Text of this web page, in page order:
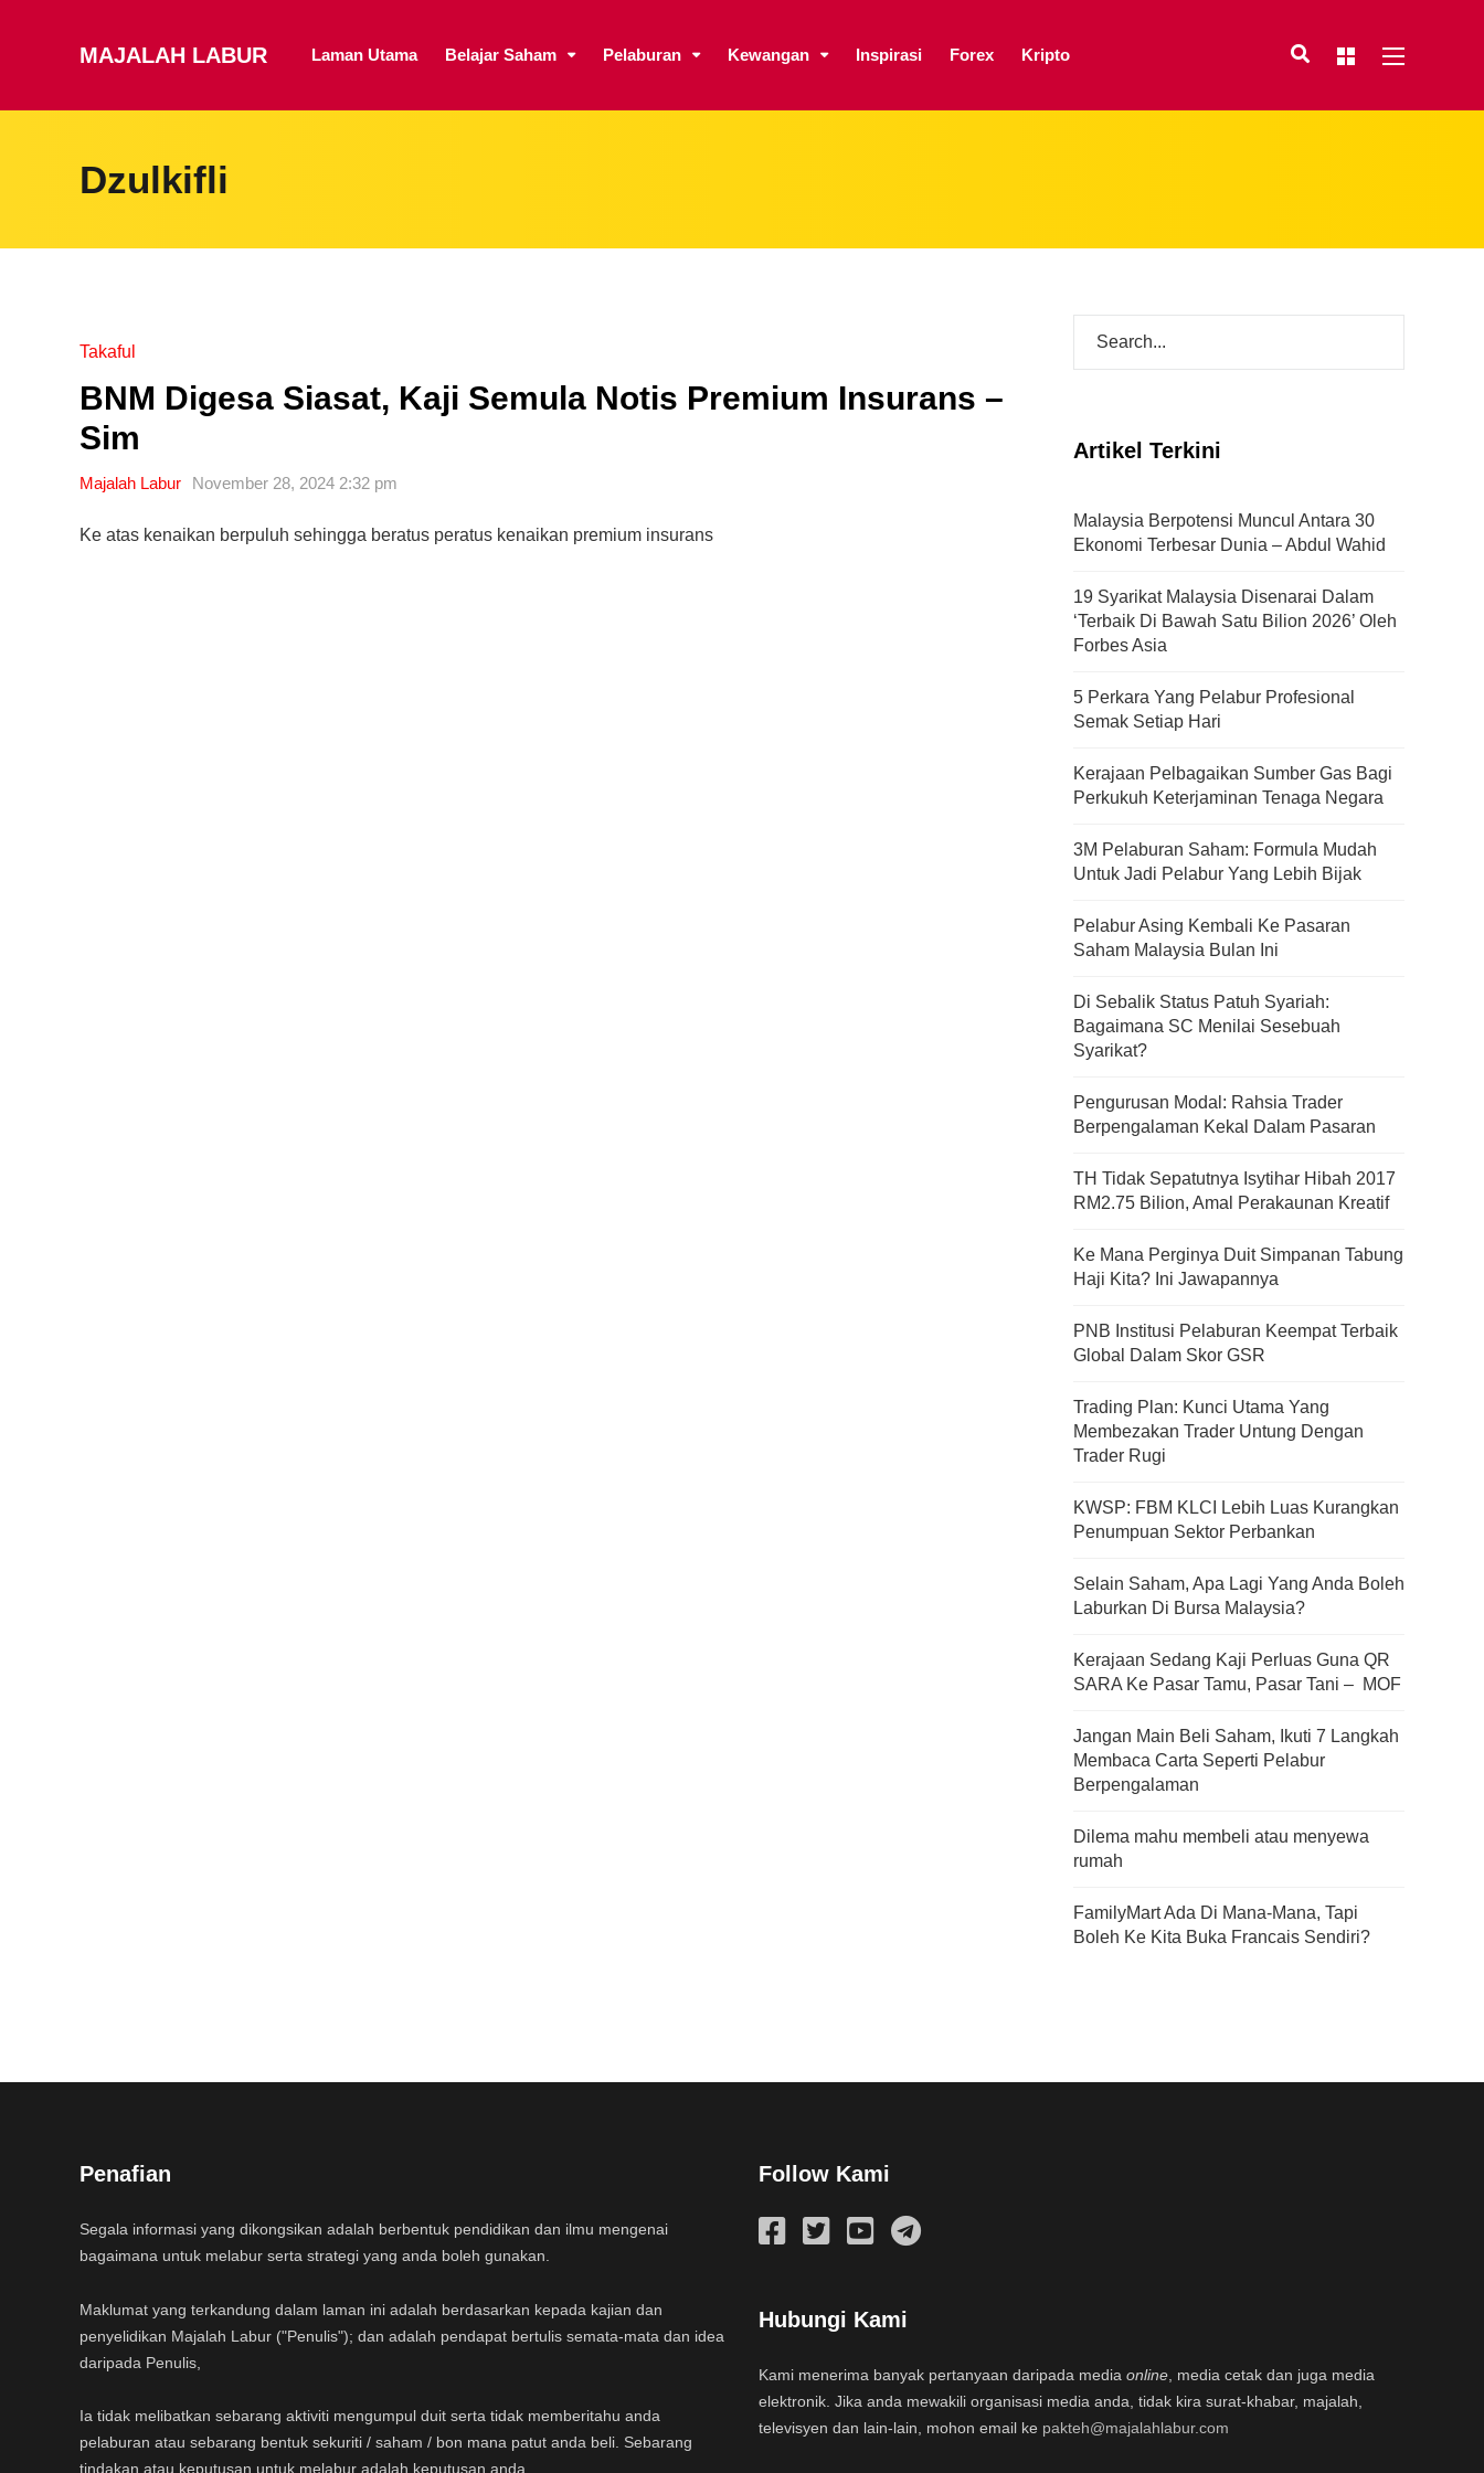
MAJALAH LABUR Laman Utama Belajar Saham Pelaburan Kewangan Inspirasi Forex Kripto
Dzulkifli
Takaful
BNM Digesa Siasat, Kaji Semula Notis Premium Insurans –
Sim
Majalah Labur November 28, 2024 2:32 pm
Ke atas kenaikan berpuluh sehingga beratus peratus kenaikan premium insurans
Artikel Terkini
Malaysia Berpotensi Muncul Antara 30
Ekonomi Terbesar Dunia – Abdul Wahid
19 Syarikat Malaysia Disenarai Dalam
‘Terbaik Di Bawah Satu Bilion 2026’ Oleh
Forbes Asia
5 Perkara Yang Pelabur Profesional
Semak Setiap Hari
Kerajaan Pelbagaikan Sumber Gas Bagi
Perkukuh Keterjaminan Tenaga Negara
3M Pelaburan Saham: Formula Mudah
Untuk Jadi Pelabur Yang Lebih Bijak
Pelabur Asing Kembali Ke Pasaran
Saham Malaysia Bulan Ini
Di Sebalik Status Patuh Syariah:
Bagaimana SC Menilai Sesebuah
Syarikat?
Pengurusan Modal: Rahsia Trader
Berpengalaman Kekal Dalam Pasaran
TH Tidak Sepatutnya Isytihar Hibah 2017
RM2.75 Bilion, Amal Perakaunan Kreatif
Ke Mana Perginya Duit Simpanan Tabung
Haji Kita? Ini Jawapannya
PNB Institusi Pelaburan Keempat Terbaik
Global Dalam Skor GSR
Trading Plan: Kunci Utama Yang
Membezakan Trader Untung Dengan
Trader Rugi
KWSP: FBM KLCI Lebih Luas Kurangkan
Penumpuan Sektor Perbankan
Selain Saham, Apa Lagi Yang Anda Boleh
Laburkan Di Bursa Malaysia?
Kerajaan Sedang Kaji Perluas Guna QR
SARA Ke Pasar Tamu, Pasar Tani – MOF
Jangan Main Beli Saham, Ikuti 7 Langkah
Membaca Carta Seperti Pelabur
Berpengalaman
Dilema mahu membeli atau menyewa
rumah
FamilyMart Ada Di Mana-Mana, Tapi
Boleh Ke Kita Buka Francais Sendiri?
Penafian
Segala informasi yang dikongsikan adalah berbentuk pendidikan dan ilmu mengenai
bagaimana untuk melabur serta strategi yang anda boleh gunakan.
Maklumat yang terkandung dalam laman ini adalah berdasarkan kepada kajian dan
penyelidikan Majalah Labur ("Penulis"); dan adalah pendapat bertulis semata-mata dan idea
daripada Penulis,
Ia tidak melibatkan sebarang aktiviti mengumpul duit serta tidak memberitahu anda
pelaburan atau sebarang bentuk sekuriti / saham / bon mana patut anda beli. Sebarang
tindakan atau keputusan untuk melabur adalah keputusan anda.
Follow Kami
Hubungi Kami
Kami menerima banyak pertanyaan daripada media online , media cetak dan juga media
elektronik. Jika anda mewakili organisasi media anda, tidak kira surat-khabar, majalah,
televisyen dan lain-lain, mohon email ke pakteh@majalahlabur.com
Kenali Franchisee Disebalik
Family Mart
Yang Selalu Sifu Saham Sebut
Tu?